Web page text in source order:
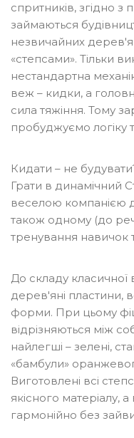
спритників, згідно з
займаються
незвичайних
«степсами». Тільки
нестандартна
веж – кидки, а
сила тяжіння. Тому
пробуджуємо логіку
Кидати – не
Грати в динамічний
веселою компанією
також одному (до
тренування навичок
До складу класичної
дерев'яні пластини,
форми. При цьому
відрізняються між
найлегші – зелені,
«бамбули»
Виготовлені всі
якісного матеріалу,
гармонійно без